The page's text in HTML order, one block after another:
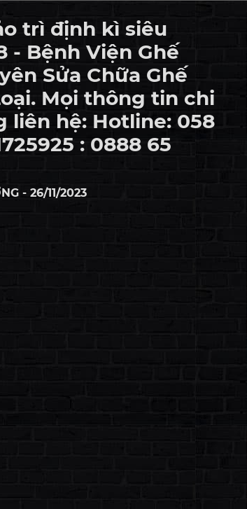
trì định kì siêu
- Bệnh Viện Ghế
Sửa Chữa Ghế
Mọi thông tin chi
liên hệ: Hotline: 058
: 0888 65
- 26/11/2023